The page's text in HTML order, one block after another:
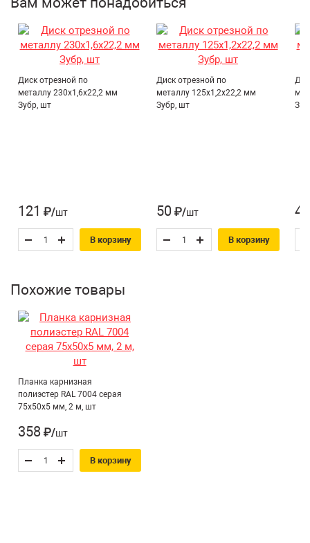
Диск отрезной по
металлу 230х1,6х22,2 мм
Зубр, шт
121 ₽/шт
В корзину
Диск отрезной по
металлу 125х1,2х22,2 мм
Зубр, шт
50 ₽/шт
В корзину
47
Похожие товары
Планка карнизная
полиэстер RAL 7004 серая
75х50х5 мм, 2 м, шт
358 ₽/шт
В корзину